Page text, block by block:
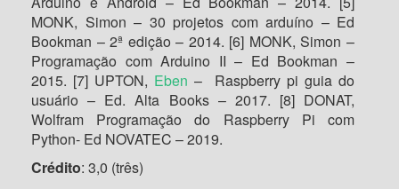
MONK, Simon – 30 projetos com arduíno – Ed
Bookman – 2ª edição – 2014. [6] MONK, Simon –
Programação com Arduino II – Ed Bookman –
2015. [7] UPTON, Eben – Raspberry pi guia do
usuário – Ed. Alta Books – 2017. [8] DONAT,
Wolfram Programação do Raspberry Pi com
Python- Ed NOVATEC – 2019.
Crédito: 3,0 (três)